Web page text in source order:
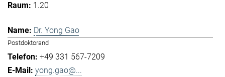
1.20
Dr. Yong Gao
Postdoktorand
+49 331 567-7209
yong.gao@...